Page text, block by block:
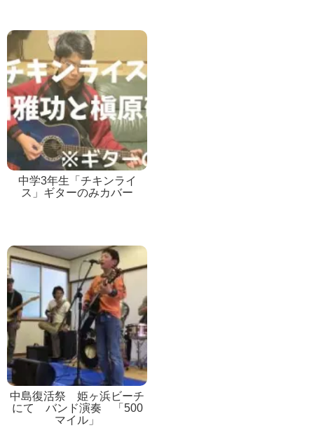
中学3年生「チキンライ
ス」ギターのみカバー
中島復活祭 姫ヶ浜ビーチ
にて バンド演奏 「500
マイル」